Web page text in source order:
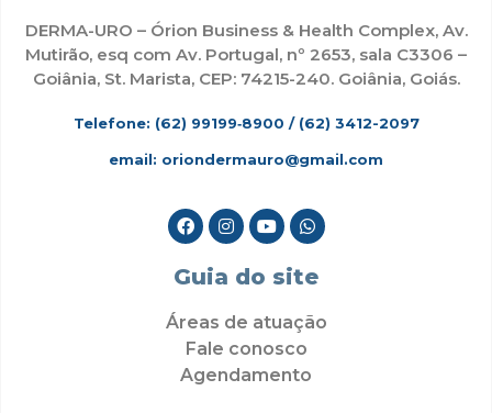
DERMA-URO – Órion Business & Health Complex, Av.
Mutirão, esq com Av. Portugal, nº 2653, sala C3306 –
Goiânia, St. Marista, CEP: 74215-240. Goiânia, Goiás.
Telefone: (62) 99199‑8900 / (62) 3412-2097
email: oriondermauro@gmail.com
Guia do site
Áreas de atuação
Fale conosco
Agendamento